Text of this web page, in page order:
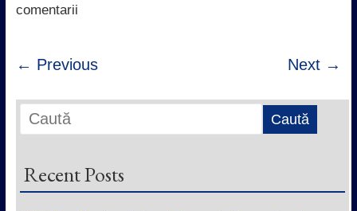
k
p
comentarii
← Previous Next →
Recent Posts